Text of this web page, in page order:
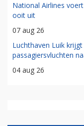
National Airlines
ooit uit
07 aug 26
Luchthaven Luik
passagiersvluchten
04 aug 26